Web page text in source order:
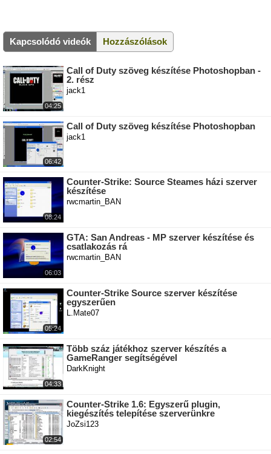
Kapcsolódó videók Hozzászólások
04:25
Call of Duty szöveg készítése Photoshopban -
2. rész
jack1
06:42
Call of Duty szöveg készítése Photoshopban
jack1
08:24
Counter-Strike: Source Steames házi szerver
készítése
rwcmartin_BAN
06:03
GTA: San Andreas - MP szerver készítése és
csatlakozás rá
rwcmartin_BAN
05:24
Counter-Strike Source szerver készítése
egyszerűen
L.Mate07
04:33
Több száz játékhoz szerver készítés a
GameRanger segítségével
DarkKnight
02:54
Counter-Strike 1.6: Egyszerű plugin,
kiegészítés telepítése szerverünkre
JoZsi123